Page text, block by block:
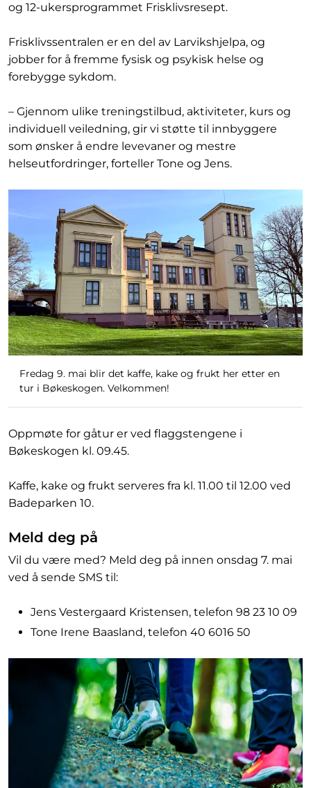
og 12-ukersprogrammet Frisklivsresept.
Frisklivssentralen er en del av Larvikshjelpa, og
jobber for å fremme fysisk og psykisk helse og
forebygge sykdom.
– Gjennom ulike treningstilbud, aktiviteter, kurs og
individuell veiledning, gir vi støtte til innbyggere
som ønsker å endre levevaner og mestre
helseutfordringer, forteller Tone og Jens.
Fredag 9. mai blir det kaffe, kake og frukt her etter en
tur i Bøkeskogen. Velkommen!
Oppmøte for gåtur er ved flaggstengene i
Bøkeskogen kl. 09.45.
Kaffe, kake og frukt serveres fra kl. 11.00 til 12.00 ved
Badeparken 10.
Meld deg på
Vil du være med? Meld deg på innen onsdag 7. mai
ved å sende SMS til:
Jens Vestergaard Kristensen, telefon 98 23 10 09
Tone Irene Baasland, telefon 40 6016 50